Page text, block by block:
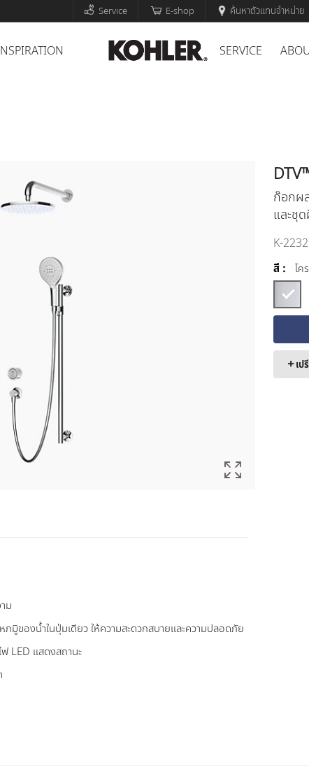
Service E-shop ค้นหาตัวแทนจำหน่าย
SERVICE
ก๊อกผ
และชุ
K-
สี : โค
เป
ม
มูิของน้ำในปุ่มเดียว ให้ความสะดวกสบายและความปลอดภัย
LED แสดงสถานะ